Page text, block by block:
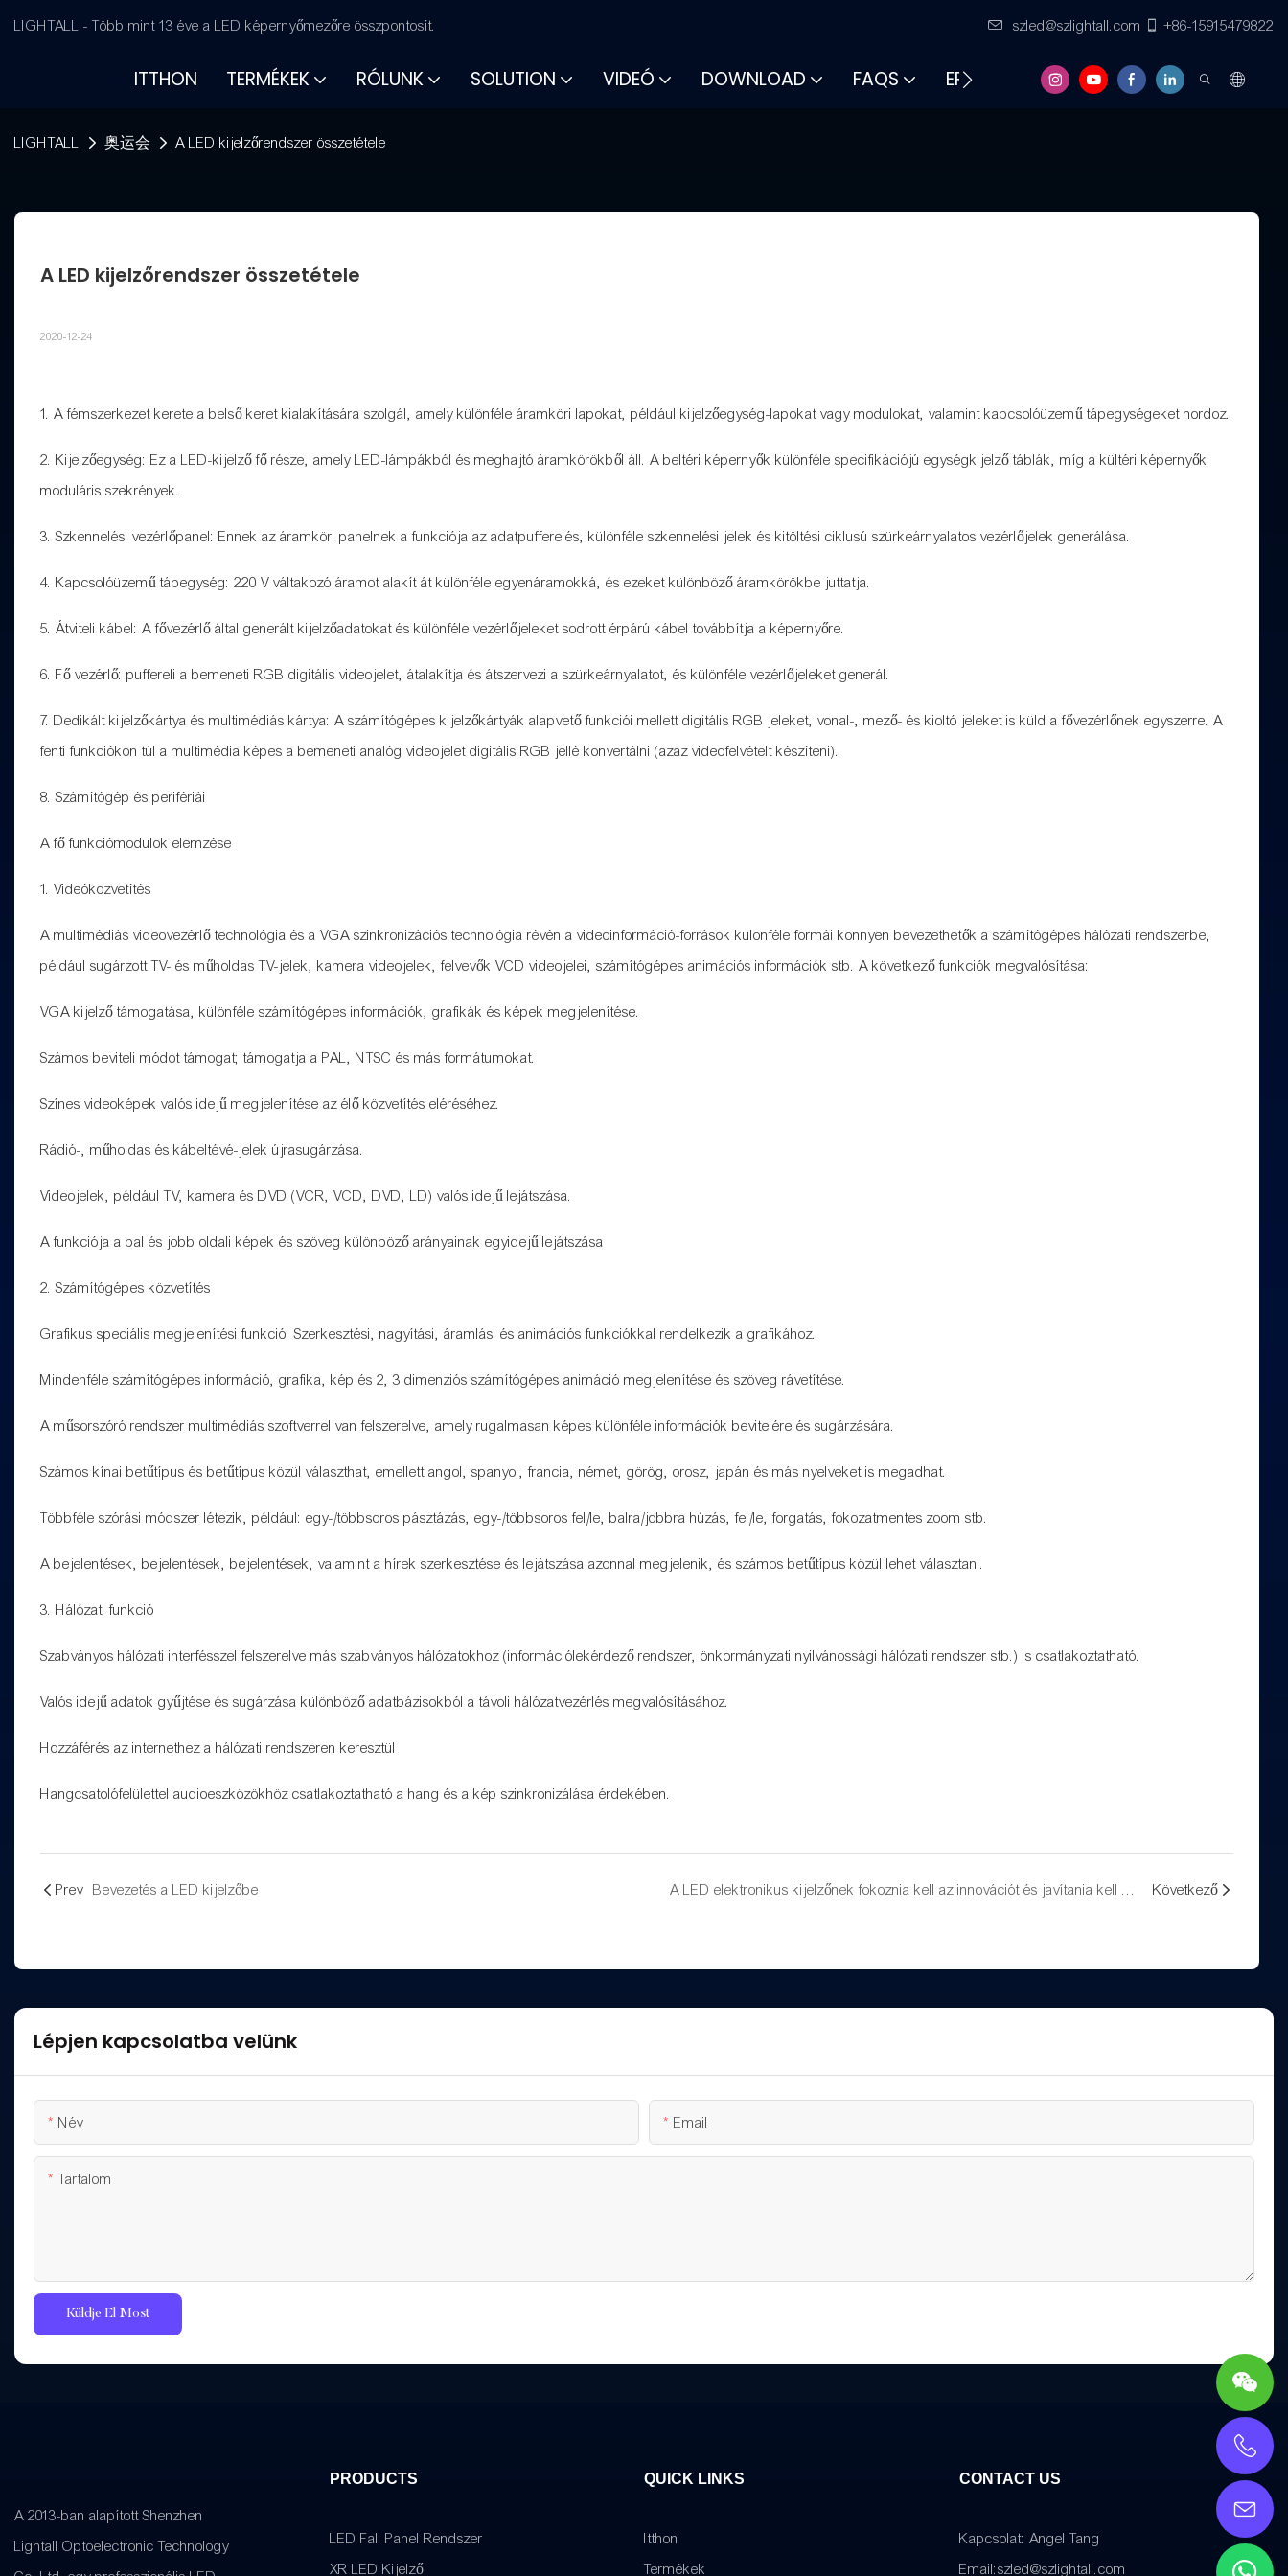
LIGHTALL - Több mint 13 éve a LED képernyőmezőre összpontosít. szled@szlightall.com +86-15915479822
ITTHON TERMÉKEK RÓLUNK SOLUTION VIDEÓ DOWNLOAD FAQS ERŐFORRÁSOK ÉS TÁMOGATÁS
LIGHTALL 奥运会 A LED kijelzőrendszer összetétele
A LED kijelzőrendszer összetétele
2020-12-24
1. A fémszerkezet kerete a belső keret kialakítására szolgál, amely különféle áramköri lapokat, például kijelzőegység-lapokat vagy modulokat, valamint kapcsolóüzemű tápegységeket hordoz.
2. Kijelzőegység: Ez a LED-kijelző fő része, amely LED-lámpákból és meghajtó áramkörökből áll. A beltéri képernyők különféle specifikációjú egységkijelző táblák, míg a kültéri képernyők
moduláris szekrények.
3. Szkennelési vezérlőpanel: Ennek az áramköri panelnek a funkciója az adatpufferelés, különféle szkennelési jelek és kitöltési ciklusú szürkeárnyalatos vezérlőjelek generálása.
4. Kapcsolóüzemű tápegység: 220 V váltakozó áramot alakít át különféle egyenáramokká, és ezeket különböző áramkörökbe juttatja.
5. Átviteli kábel: A fővezérlő által generált kijelzőadatokat és különféle vezérlőjeleket sodrott érpárú kábel továbbítja a képernyőre.
6. Fő vezérlő: puffereli a bemeneti RGB digitális videojelet, átalakítja és átszervezi a szürkeárnyalatot, és különféle vezérlőjeleket generál.
7. Dedikált kijelzőkártya és multimédiás kártya: A számítógépes kijelzőkártyák alapvető funkciói mellett digitális RGB jeleket, vonal-, mező- és kioltó jeleket is küld a fővezérlőnek egyszerre. A
fenti funkciókon túl a multimédia képes a bemeneti analóg videojelet digitális RGB jellé konvertálni (azaz videofelvételt készíteni).
8. Számítógép és perifériái
A fő funkciómodulok elemzése
1. Videóközvetítés
A multimédiás videovezérlő technológia és a VGA szinkronizációs technológia révén a videoinformáció-források különféle formái könnyen bevezethetők a számítógépes hálózati rendszerbe,
például sugárzott TV- és műholdas TV-jelek, kamera videojelek, felvevők VCD videojelei, számítógépes animációs információk stb. A következő funkciók megvalósítása:
VGA kijelző támogatása, különféle számítógépes információk, grafikák és képek megjelenítése.
Számos beviteli módot támogat; támogatja a PAL, NTSC és más formátumokat.
Színes videoképek valós idejű megjelenítése az élő közvetítés eléréséhez.
Rádió-, műholdas és kábeltévé-jelek újrasugárzása.
Videojelek, például TV, kamera és DVD (VCR, VCD, DVD, LD) valós idejű lejátszása.
A funkciója a bal és jobb oldali képek és szöveg különböző arányainak egyidejű lejátszása
2. Számítógépes közvetítés
Grafikus speciális megjelenítési funkció: Szerkesztési, nagyítási, áramlási és animációs funkciókkal rendelkezik a grafikához.
Mindenféle számítógépes információ, grafika, kép és 2, 3 dimenziós számítógépes animáció megjelenítése és szöveg rávetítése.
A műsorszóró rendszer multimédiás szoftverrel van felszerelve, amely rugalmasan képes különféle információk bevitelére és sugárzására.
Számos kínai betűtípus és betűtípus közül választhat, emellett angol, spanyol, francia, német, görög, orosz, japán és más nyelveket is megadhat.
Többféle szórási módszer létezik, például: egy-/többsoros pásztázás, egy-/többsoros fel/le, balra/jobbra húzás, fel/le, forgatás, fokozatmentes zoom stb.
A bejelentések, bejelentések, bejelentések, valamint a hírek szerkesztése és lejátszása azonnal megjelenik, és számos betűtípus közül lehet választani.
3. Hálózati funkció
Szabványos hálózati interfésszel felszerelve más szabványos hálózatokhoz (információlekérdező rendszer, önkormányzati nyilvánossági hálózati rendszer stb.) is csatlakoztatható.
Valós idejű adatok gyűjtése és sugárzása különböző adatbázisokból a távoli hálózatvezérlés megvalósításához.
Hozzáférés az internethez a hálózati rendszeren keresztül
Hangcsatolófelülettel audioeszközökhöz csatlakoztatható a hang és a kép szinkronizálása érdekében.
Prev Bevezetés a LED kijelzőbe A LED elektronikus kijelzőnek fokoznia kell az innovációt és javítania kell az alapvető versenyképességet Következő
Lépjen kapcsolatba velünk
Név Email
Tartalom
Küldje El Most
A 2013-ban alapított Shenzhen
Lightall Optoelectronic Technology
PRODUCTS
LED Fali Panel Rendszer
XR LED Kijelző
QUICK LINKS
Itthon
Termékek
CONTACT US
Kapcsolat: Angel Tang
Email:szled@szlightall.com